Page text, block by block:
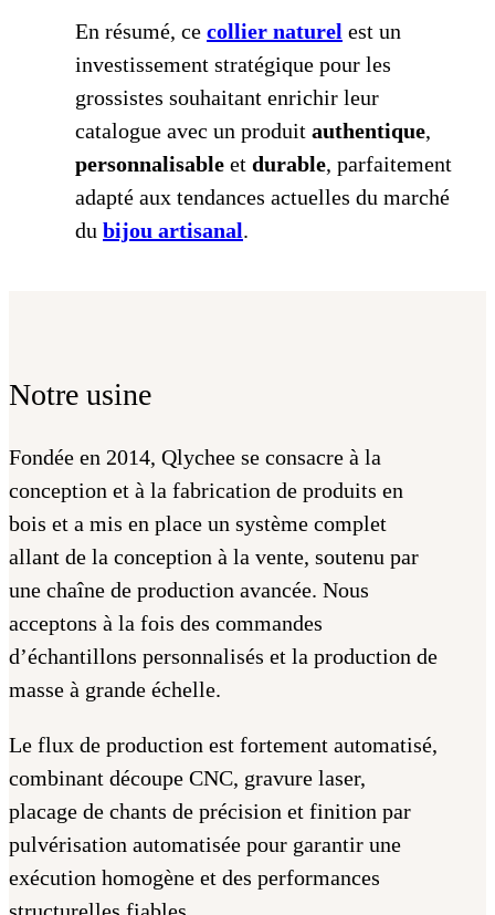
En résumé, ce collier naturel est un
investissement stratégique pour les
grossistes souhaitant enrichir leur
catalogue avec un produit authentique,
personnalisable et durable, parfaitement
adapté aux tendances actuelles du marché
du bijou artisanal.
Notre usine
Fondée en 2014, Qlychee se consacre à la
conception et à la fabrication de produits en
bois et a mis en place un système complet
allant de la conception à la vente, soutenu par
une chaîne de production avancée. Nous
acceptons à la fois des commandes
d’échantillons personnalisés et la production de
masse à grande échelle.
Le flux de production est fortement automatisé,
combinant découpe CNC, gravure laser,
placage de chants de précision et finition par
pulvérisation automatisée pour garantir une
exécution homogène et des performances